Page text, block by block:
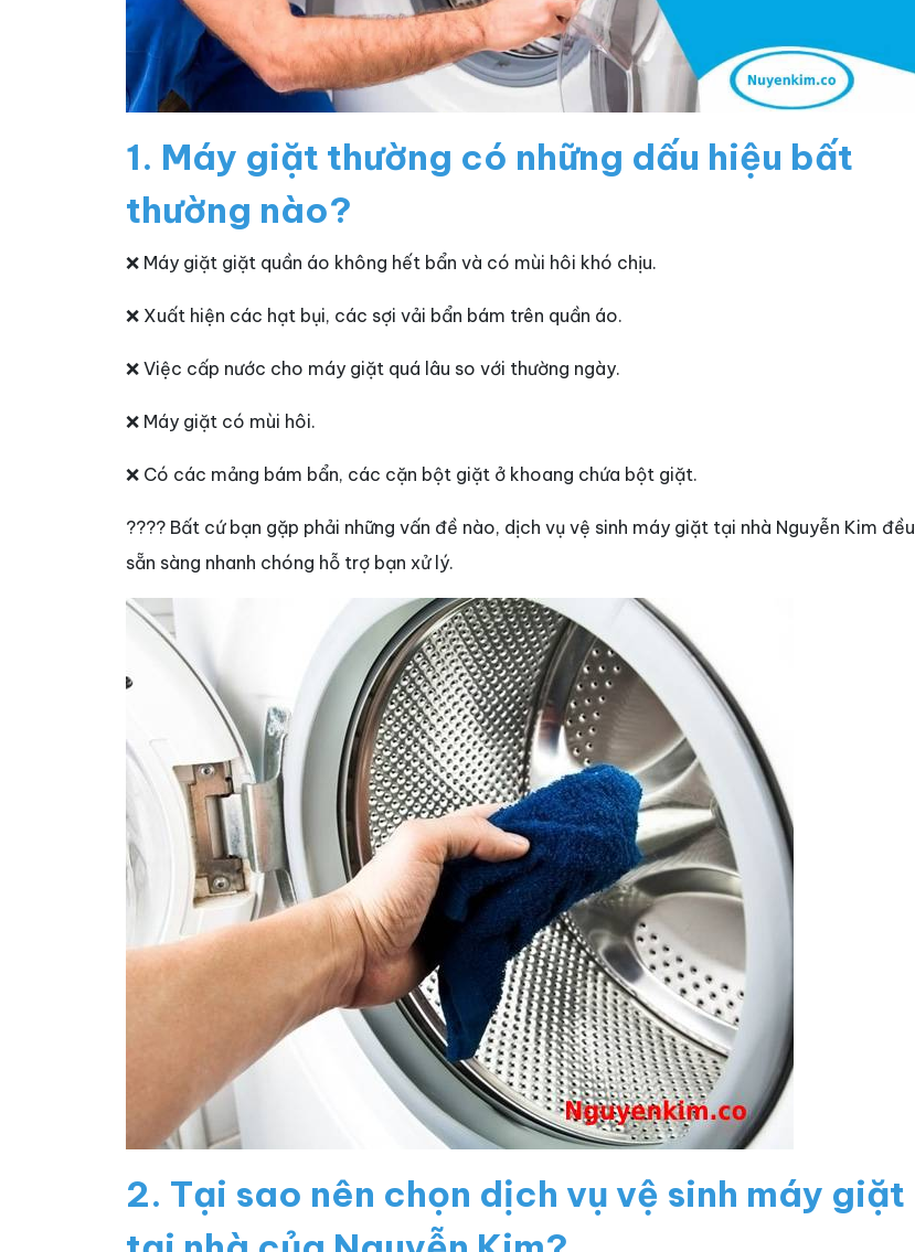
1. Máy giặt thường có những dấu hiệu bất
thường nào?
❌ Máy giặt giặt quần áo không hết bẩn và có mùi hôi khó chịu.
❌ Xuất hiện các hạt bụi, các sợi vải bẩn bám trên quần áo.
❌ Việc cấp nước cho máy giặt quá lâu so với thường ngày.
❌ Máy giặt có mùi hôi.
❌ Có các mảng bám bẩn, các cặn bột giặt ở khoang chứa bột giặt.
???? Bất cứ bạn gặp phải những vấn đề nào, dịch vụ vệ sinh máy giặt tại nhà Nguyễn Kim đều
sẵn sàng nhanh chóng hỗ trợ bạn xử lý.
2. Tại sao nên chọn dịch vụ vệ sinh máy giặt